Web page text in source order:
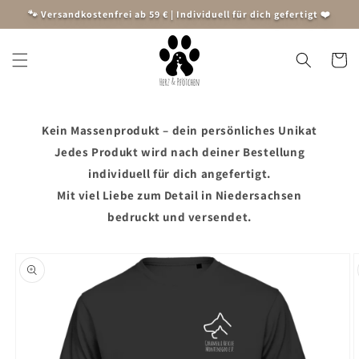
zum
Inhalt
🐾 Versandkostenfrei ab 59 € | Individuell für dich gefertigt ❤️
Kein Massenprodukt – dein persönliches Unikat
Jedes Produkt wird nach deiner Bestellung
individuell für dich angefertigt.
Mit viel Liebe zum Detail in Niedersachsen
bedruckt und versendet.